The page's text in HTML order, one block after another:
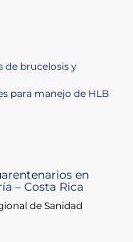
de brucelosis y
para manejo de HLB
en
– Costa Rica
de Sanidad